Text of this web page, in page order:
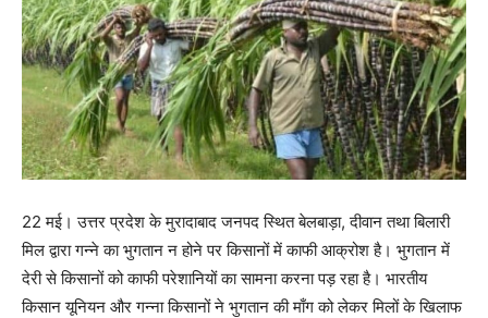
22 मई। उत्तर प्रदेश के मुरादाबाद जनपद स्थित बेलबाड़ा, दीवान तथा बिलारी
मिल द्वारा गन्ने का भुगतान न होने पर किसानों में काफी आक्रोश है। भुगतान में
देरी से किसानों को काफी परेशानियों का सामना करना पड़ रहा है। भारतीय
किसान यूनियन और गन्ना किसानों ने भुगतान की माँग को लेकर मिलों के खिलाफ